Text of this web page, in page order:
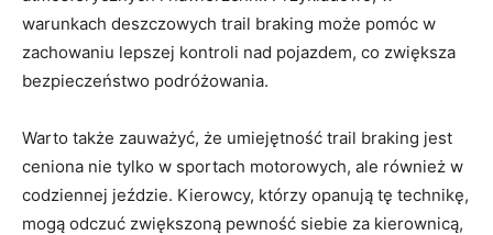
warunkach deszczowych trail braking może pomóc w
zachowaniu lepszej kontroli nad pojazdem, co zwiększa
bezpieczeństwo podróżowania.
Warto także zauważyć, że umiejętność trail braking jest
ceniona nie tylko w sportach motorowych, ale również w
codziennej jeździe. Kierowcy, którzy opanują tę technikę,
mogą odczuć zwiększoną pewność siebie za kierownicą,